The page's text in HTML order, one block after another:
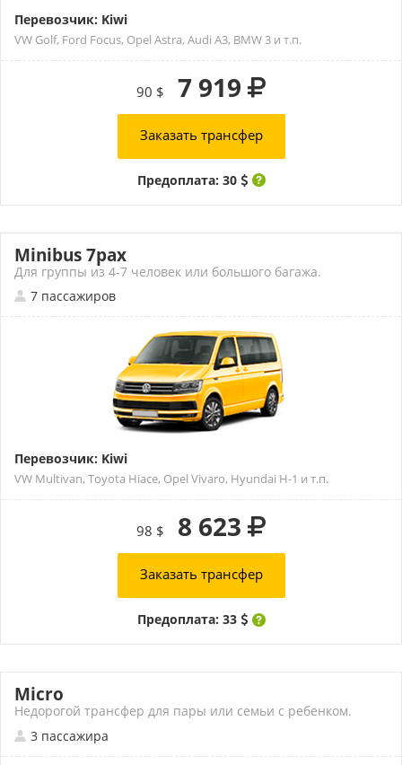
Перевозчик: Kiwi
VW Golf, Ford Focus, Opel Astra, Audi A3, BMW 3 и т.п.
90 $ 7 919
Заказать трансфер
Предоплата: 30
Minibus 7pax
Для группы из 4-7 человек или большого багажа.
7 пассажиров
Перевозчик: Kiwi
VW Multivan, Toyota Hiace, Opel Vivaro, Hyundai H-1 и т.п.
98 $ 8 623
Заказать трансфер
Предоплата: 33
Micro
Недорогой трансфер для пары или семьи с ребенком.
3 пассажира